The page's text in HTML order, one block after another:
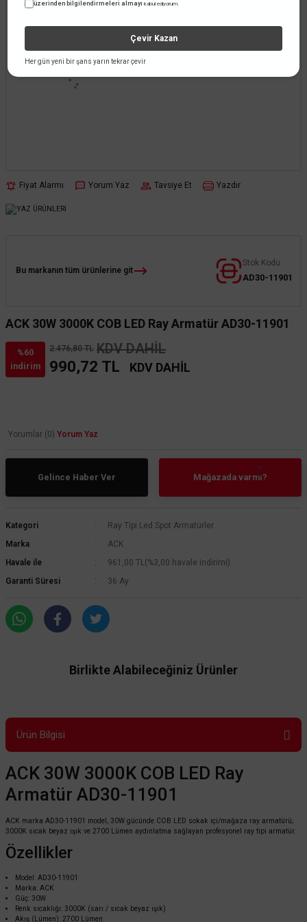
Fiyat Alarmı Yorum Yaz Tavsiye Et Yazdır
Bu markanın tüm ürünlerine git
Stok Kodu
AD30-11901
ACK 30W 3000K COB LED Ray Armatür AD30-11901
%60
indirim
2.476,80 TL KDV DAHİL
990,72 TL KDV DAHİL
Yorumlar (0) Yorum Yaz
Gelince Haber Ver Mağazada varmı?
Kategori
Ray Tipi Led Spot Armatürler
Marka
ACK
Havale ile
961,00 TL (%3,00 havale indirimi)
Garanti Süresi
36 Ay
Birlikte Alabileceğiniz Ürünler
Ürün Bilgisi
ACK 30W 3000K COB LED Ray
Armatür AD30-11901
ACK marka AD30-11901 model, 30W gücünde COB LED sokak içi/mağaza ray armatürü;
3000K sıcak beyaz ışık ve 2700 Lümen aydınlatma sağlayan profesyonel ray tipi armatür.
Özellikler
Model: AD30-11901
Marka: ACK
Güç: 30W
Renk sıcaklığı: 3000K (sarı / sıcak beyaz ışık)
Akış (Lümen): 2700 Lümen
üzerinden bilgilendirmeleri almayı kabul ediyorum.
Çevir Kazan
Her gün yeni bir şans yarın tekrar çevir